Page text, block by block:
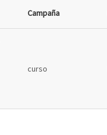
Campaña
curso